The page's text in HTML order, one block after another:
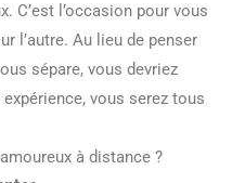
C’est l’occasion pour vous
l’autre. Au lieu de penser
sépare, vous devriez
vous serez tous
à distance ?